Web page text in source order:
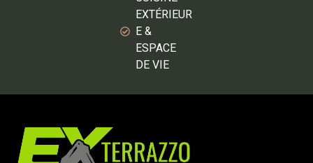
EXTÉRIEUR
E &
ESPACE
DE VIE